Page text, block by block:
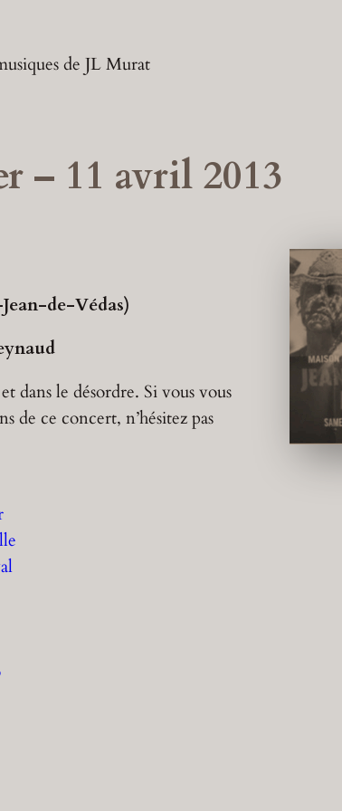
de JL Murat
– 11 avril 2013
de-Védas)
dans le désordre. Si vous vous
de ce concert, n’hésitez pas